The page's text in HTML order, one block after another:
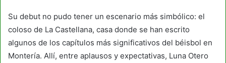
Su debut no pudo tener un escenario más simbólico: el
coloso de La Castellana, casa donde se han escrito
algunos de los capítulos más significativos del béisbol en
Montería. Allí, entre aplausos y expectativas, Luna Otero